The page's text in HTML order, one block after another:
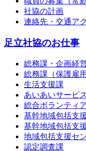
社協の計画
連絡先・交通ア
足立社協のお仕事
総務課・企画経
総務課（保護雇
生活支援課
あいあいサービ
総合ボランティ
基幹地域包括支
基幹地域包括支
地域包括支援セ
認定調査課